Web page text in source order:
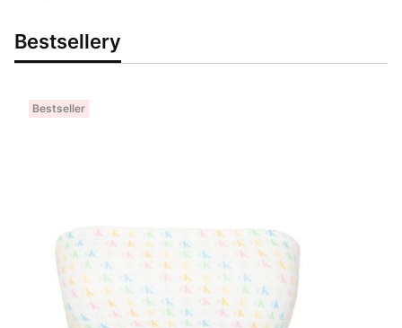
Bestsellery
Bestseller